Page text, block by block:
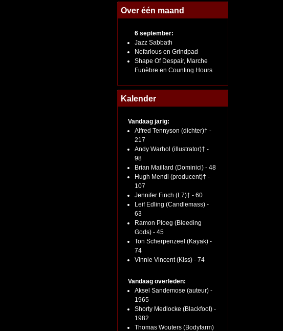
Over één maand
6 september:
Jazz Sabbath
Nefarious en Grindpad
Shape Of Despair, Marche
Funèbre en Counting Hours
Kalender
Vandaag jarig:
Alfred Tennyson (dichter)† -
217
Andy Warhol (illustrator)† -
98
Brian Maillard (Dominici) - 48
Hugh Mendl (producent)† -
107
Jennifer Finch (L7)† - 60
Leif Edling (Candlemass) -
63
Ramon Ploeg (Bleeding
Gods) - 45
Ton Scherpenzeel (Kayak) -
74
Vinnie Vincent (Kiss) - 74
Vandaag overleden:
Aksel Sandemose (auteur) -
1965
Shorty Medlocke (Blackfoot) -
1982
Thomas Wouters (Bodyfarm)